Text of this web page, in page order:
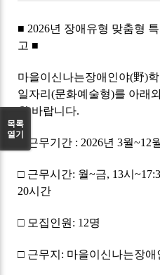
■ 2026년 장애유형 맞춤형
고 ■
마을이신나는장애인야(野)
일자리(문화예술형)를 아래
원 바랍니다.
□ 근무기간 : 2026년 3월~12
□ 근무시간: 월~금, 13시
20시간
□ 모집인원: 12명
□ 근무지: 마을이신나는장애
목록
열기